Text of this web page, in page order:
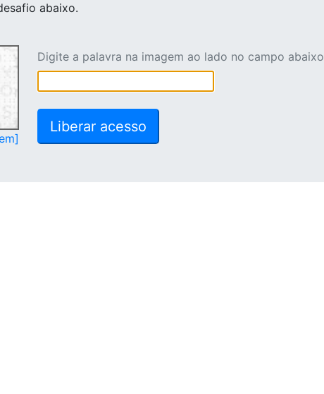
abaixo.
Digite a palavra na imagem ao lado no campo abaixo